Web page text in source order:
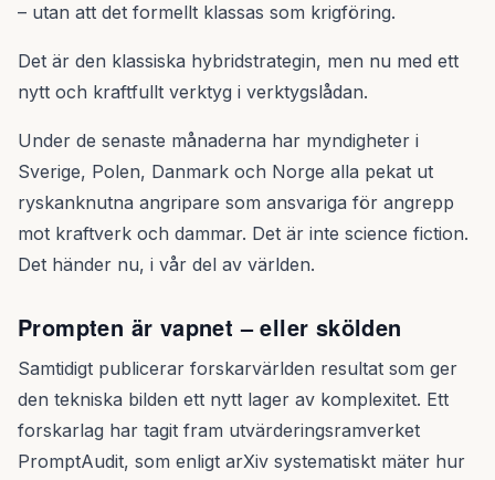
– utan att det formellt klassas som krigföring.
Det är den klassiska hybridstrategin, men nu med ett
nytt och kraftfullt verktyg i verktygslådan.
Under de senaste månaderna har myndigheter i
Sverige, Polen, Danmark och Norge alla pekat ut
ryskanknutna angripare som ansvariga för angrepp
mot kraftverk och dammar. Det är inte science fiction.
Det händer nu, i vår del av världen.
Prompten är vapnet – eller skölden
Samtidigt publicerar forskarvärlden resultat som ger
den tekniska bilden ett nytt lager av komplexitet. Ett
forskarlag har tagit fram utvärderingsramverket
PromptAudit, som enligt arXiv systematiskt mäter hur